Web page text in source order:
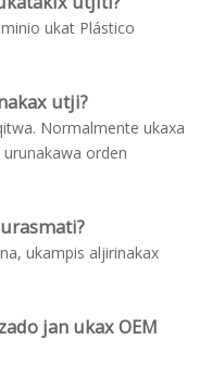
ukat Plástico
utji?
Normalmente ukaxa
orden
ukampis aljirinakax
jan ukax OEM